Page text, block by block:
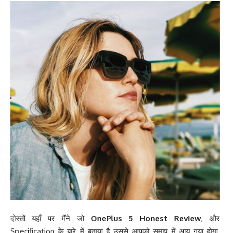
दोस्तों यहाँ पर मैंने जोOnePlus 5 Honest Review, और